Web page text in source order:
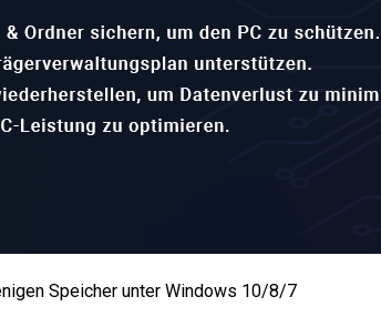
Speicher unter Windows 10/8/7